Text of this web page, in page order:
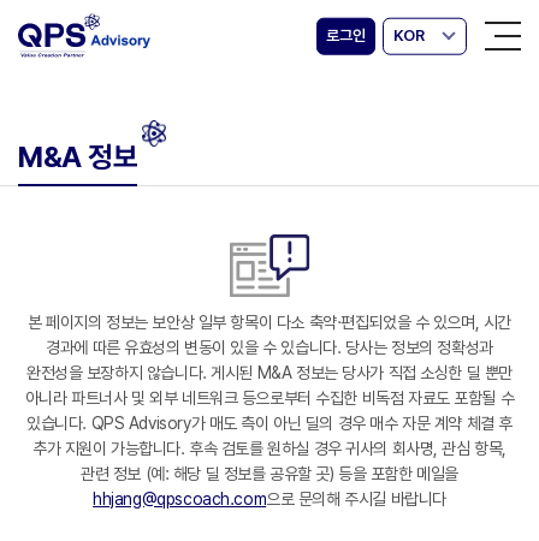
로그인 KOR
M&A 정보
본 페이지의 정보는 보안상 일부 항목이 다소 축약·편집되었을 수 있으며, 시간
경과에 따른 유효성의 변동이 있을 수 있습니다. 당사는 정보의 정확성과
완전성을 보장하지 않습니다. 게시된 M&A 정보는 당사가 직접 소싱한 딜 뿐만
아니라 파트너사 및 외부 네트워크 등으로부터 수집한 비독점 자료도 포함될 수
있습니다. QPS Advisory가 매도 측이 아닌 딜의 경우 매수 자문 계약 체결 후
추가 지원이 가능합니다. 후속 검토를 원하실 경우 귀사의 회사명, 관심 항목,
관련 정보 (예: 해당 딜 정보를 공유할 곳) 등을 포함한 메일을
hhjang@qpscoach.com으로 문의해 주시길 바랍니다